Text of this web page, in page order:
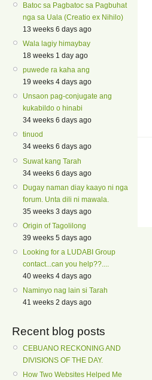
Batoc sa Pagbatoc sa Pagbuhat
nga sa Uala (Creatio ex Nihilo)
13 weeks 6 days ago
Wala lagiy himaybay
18 weeks 1 day ago
puwede ra kaha ang
19 weeks 4 days ago
Unsaon pag-conjugate ang
kukabildo o hinabi
34 weeks 6 days ago
tinuod
34 weeks 6 days ago
Suwat kang Tarah
34 weeks 6 days ago
Dugay naman diay kaayo ni nga
forum. Unta dili ni mawala.
35 weeks 3 days ago
Origin of Tagolilong
39 weeks 5 days ago
Looking for a LUDABI Group
contact...can you help??....
40 weeks 4 days ago
Naminyo nag lain si Tarah
41 weeks 2 days ago
Recent blog posts
CEBUANO RECKONING AND
DIVISIONS OF THE DAY.
How Two Websites Helped Me